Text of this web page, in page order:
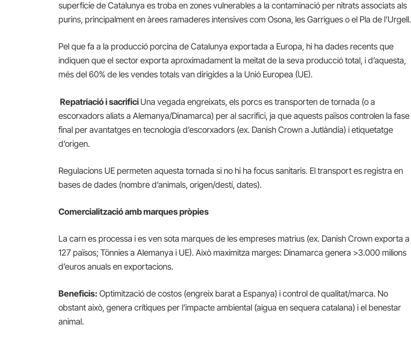
superfície de Catalunya es troba en zones vulnerables a la contaminació per nitrats associats als
purins, principalment en àrees ramaderes intensives com Osona, les Garrigues o el Pla de l’Urgell.
Pel que fa a la producció porcina de Catalunya exportada a Europa, hi ha dades recents que
indiquen que el sector exporta aproximadament la meitat de la seva producció total, i d’aquesta,
més del 60% de les vendes totals van dirigides a la Unió Europea (UE).
Repatriació i sacrifici Una vegada engreixats, els porcs es transporten de tornada (o a
escorxadors aliats a Alemanya/Dinamarca) per al sacrifici, ja que aquests països controlen la fase
final per avantatges en tecnologia d’escorxadors (ex. Danish Crown a Jutlàndia) i etiquetatge
d’origen.
Regulacions UE permeten aquesta tornada si no hi ha focus sanitaris. El transport es registra en
bases de dades (nombre d’animals, origen/destí, dates).
Comercialització amb marques pròpies
La carn es processa i es ven sota marques de les empreses matrius (ex. Danish Crown exporta a
127 països; Tönnies a Alemanya i UE). Això maximitza marges: Dinamarca genera >3.000 milions
d’euros anuals en exportacions.
Beneficis: Optimització de costos (engreix barat a Espanya) i control de qualitat/marca. No
obstant això, genera crítiques per l’impacte ambiental (aigua en sequera catalana) i el benestar
animal.